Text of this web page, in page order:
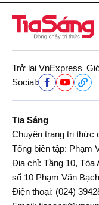
Trở lại VnExpress
Social:
Tia Sáng
Chuyên trang tri thức
Tổng biên tập: Phạm
Địa chỉ: Tầng 10, Tòa
số 10 Phạm Văn
Điện thoại: (024)